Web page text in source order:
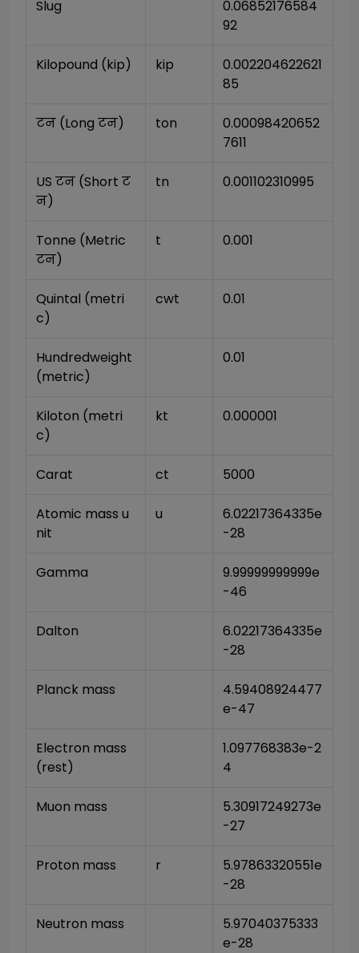
Slug
0.06852176584
92
Kilopound (kip) kip
0.002204622621
85
टन (Long टन) ton
0.00098420652
7611
US टन (Short ट
न)
tn 0.001102310995
Tonne (Metric
टन)
t 0.001
Quintal (metri
c)
cwt 0.01
Hundredweight
(metric)
0.01
Kiloton (metri
c)
kt 0.000001
Carat ct 5000
Atomic mass u
nit
u
6.02217364335e
-28
Gamma
9.99999999999e
-46
Dalton
6.02217364335e
-28
Planck mass
4.59408924477
e-47
Electron mass
(rest)
1.097768383e-2
4
Muon mass
5.30917249273e
-27
Proton mass r
5.97863320551e
-28
Neutron mass
5.97040375333
e-28